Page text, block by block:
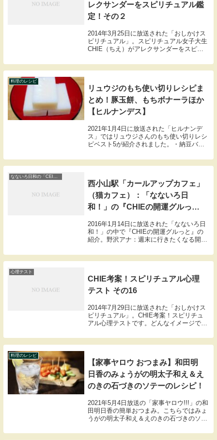
レクサンダーをスピリチュアル鑑
定！その２
2014年3月25日に放送された「おしかけス
ピリチュアル」。スピリチュアル女子大生
CHIE（ちえ）がアレクサンダーをスピリ
す。浮気をしながらも妻が一番だというこ
の男。何とも理解しがたい人間性の持ち
料理のレシピ
リュウジのもち使い切りレシピま
とめ！豚玉餅、もちボナーラほか
【ヒルナンデス】
2021年1月4日に放送された「ヒルナンデ
ス」ではリュウジさんのもち使い切りレシ
ピベスト5が紹介されました。・納豆バタ
プ・豚玉もち・ペッパーバターハニーも
ち・もちボナーラ・とろとろ切り餅うどん
なないろ日和の「CEIEの開運ぐるっと」
西小山駅「カールアップカフェ」
（猫カフェ）：「なないろ日
和！」の『CHIEの開運グルっ
2016年1月14日に放送された「なないろ日
和！」の中で『CHIEの開運グルっと』の
紹介。野沢アナ：週末に行きたくなる開運
CEIE「今回の開運スポットは西小山駅の
すぐ近くなんですけど。あっありまし
心理テスト
CHIE考案！スピリチュアル心理
テスト その16
2014年7月29日に放送された「おしかけス
ピリチュアル」。CHIE考案！スピリチュ
アル心理テストです。どんなイメージでも
想像してください。そのゴールはどんな光
の色に包まれていますか？①青②赤③黄色
料理のレシピ
【家事ヤロウ おつまみ】和田明
日香のみょうがの明太子和え＆え
のきの石づきのソテーのレシピ！
2021年5月4日放送の「家事ヤロウ!!!」の和
田明日香の簡単おつまみ。こちらではみょ
うがの明太子和え＆えのきの石づきのソテ
たので紹介します。